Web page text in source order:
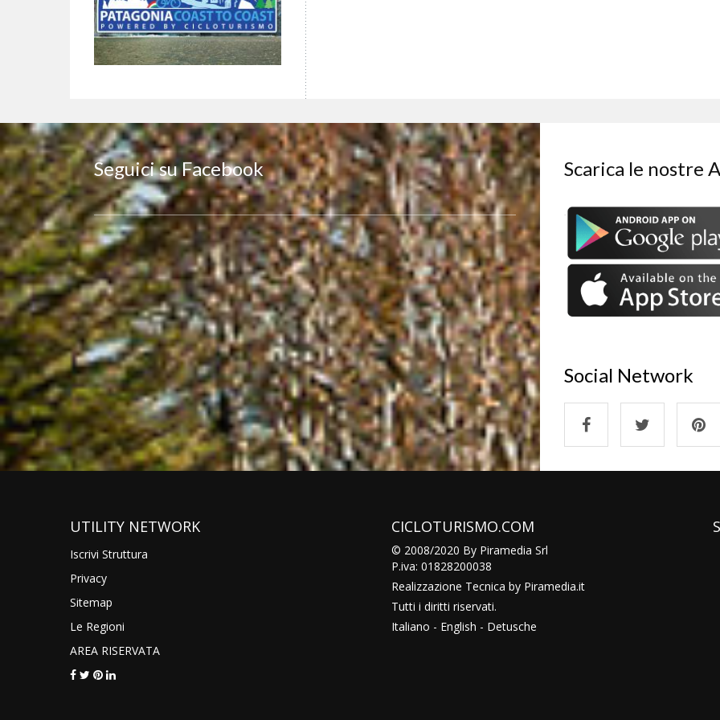
Seguici su Facebook Scarica le nostre
Social Network
UTILITY NETWORK
Iscrivi Struttura
Privacy
Sitemap
Le Regioni
AREA RISERVATA
CICLOTURISMO.COM
© 2008/2020 By Piramedia Srl
P.iva: 01828200038
Realizzazione Tecnica by Piramedia.it
Tutti i diritti riservati.
Italiano - English - Detusche